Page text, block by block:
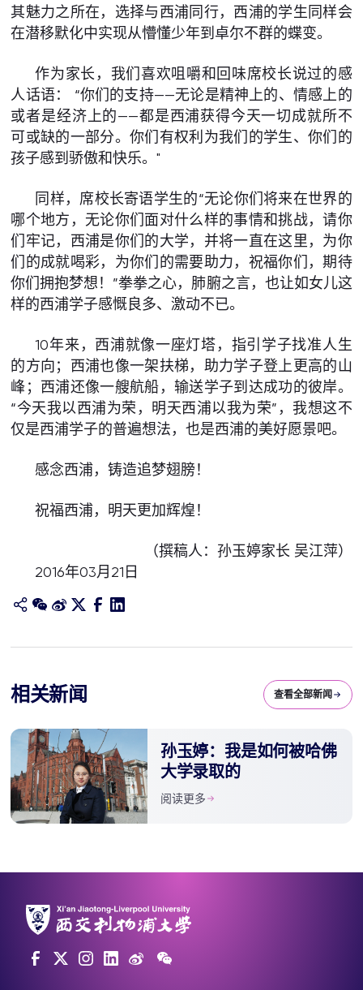
其魅力之所在，选择与西浦同行，西浦的学生同样会
在潜移默化中实现从懵懂少年到卓尔不群的蝶变。
作为家长，我们喜欢咀嚼和回味席校长说过的感
人话语： “你们的支持——无论是精神上的、情感上的
或者是经济上的——都是西浦获得今天一切成就所不
可或缺的一部分。你们有权利为我们的学生、你们的
孩子感到骄傲和快乐。"
同样，席校长寄语学生的“无论你们将来在世界的
哪个地方，无论你们面对什么样的事情和挑战，请你
们牢记，西浦是你们的大学，并将一直在这里，为你
们的成就喝彩，为你们的需要助力，祝福你们，期待
你们拥抱梦想！”拳拳之心，肺腑之言，也让如女儿这
样的西浦学子感慨良多、激动不已。
10年来，西浦就像一座灯塔，指引学子找准人生
的方向；西浦也像一架扶梯，助力学子登上更高的山
峰；西浦还像一艘航船，输送学子到达成功的彼岸。
“今天我以西浦为荣，明天西浦以我为荣”，我想这不
仅是西浦学子的普遍想法，也是西浦的美好愿景吧。
感念西浦，铸造追梦翅膀！
祝福西浦，明天更加辉煌！
（撰稿人：孙玉婷家长 吴江萍）
2016年03月21日
相关新闻 查看全部新闻
孙玉婷：我是如何被哈佛
大学录取的
阅读更多